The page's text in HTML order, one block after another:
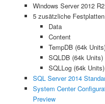
Windows Server 2012
5 zusätzliche Festplatten
Data
Content
TempDB (64k
SQLDB (64k Units)
SQLLog (64k Units)
SQL Server 2014
System Center
Preview